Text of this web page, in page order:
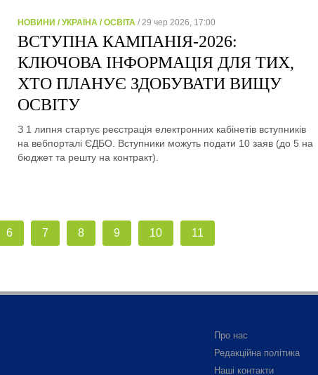
НОВИНИ / УКРАЇНА / ОСВІТА / 29 чер 2026, 17:00
ВСТУПНА КАМПАНІЯ-2026:
КЛЮЧОВА ІНФОРМАЦІЯ ДЛЯ ТИХ,
ХТО ПЛАНУЄ ЗДОБУВАТИ ВИЩУ
ОСВІТУ
З 1 липня стартує реєстрація електронних кабінетів вступників
на вебпорталі ЄДБО. Вступники можуть подати 10 заяв (до 5 на
бюджет та решту на контракт).
6 7 8 9 10 11
Про нас
Редакційна політика
Наші контакти